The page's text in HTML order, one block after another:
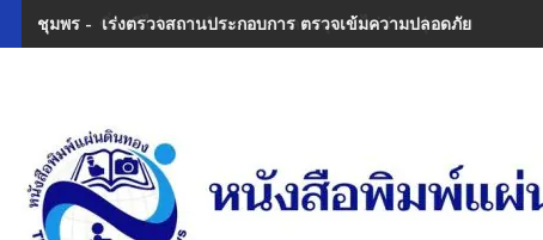
ชุมพร - เร่งตรวจสถานประกอบการ ตรวจเข้มความปลอดภัย ป้องกันซ้